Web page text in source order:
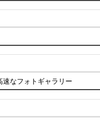
なフォトギャラリー